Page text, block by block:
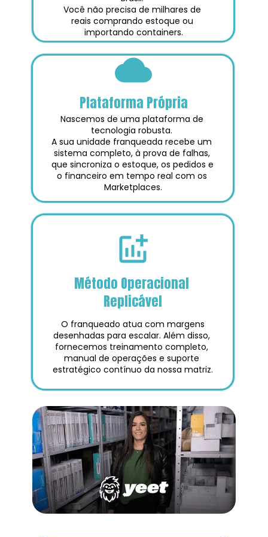
Você não precisa de milhares de
reais comprando estoque ou
importando containers.
Plataforma Própria
Método Operacional
Replicável
Nascemos de uma plataforma de
tecnologia robusta.
A sua unidade franqueada recebe um
sistema completo, à prova de falhas,
que sincroniza o estoque, os pedidos e
o financeiro em tempo real com os
Marketplaces.
desenhadas para escalar. Além disso,
fornecemos treinamento completo,
manual de operações e suporte
estratégico contínuo da nossa matriz.